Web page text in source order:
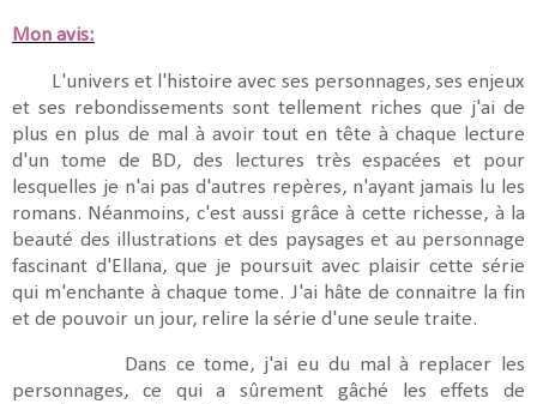
Mon avis:
L'univers et l'histoire avec ses personnages, ses enjeux
et ses rebondissements sont tellement riches que j'ai de
plus en plus de mal à avoir tout en tête à chaque lecture
d'un tome de BD, des lectures très espacées et pour
lesquelles je n'ai pas d'autres repères, n'ayant jamais lu les
romans. Néanmoins, c'est aussi grâce à cette richesse, à la
beauté des illustrations et des paysages et au personnage
fascinant d'Ellana, que je poursuit avec plaisir cette série
qui m'enchante à chaque tome. J'ai hâte de connaitre la fin
et de pouvoir un jour, relire la série d'une seule traite.
Dans ce tome, j'ai eu du mal à replacer les
personnages, ce qui a sûrement gâché les effets de